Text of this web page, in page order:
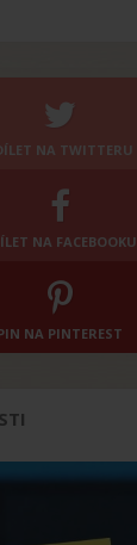
NA TWITTERU
NA FACEBOOKU
NA PINTEREST